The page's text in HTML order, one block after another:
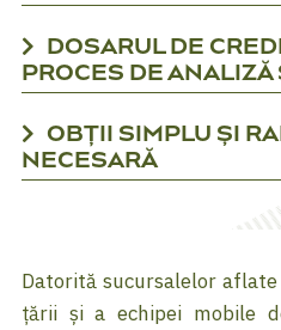
DOSARUL DE
PROCES DE ANALIZĂ
OBȚII SIMPLU ȘI
NECESARĂ
Datorită sucursalelor
țării și a echipei mobile